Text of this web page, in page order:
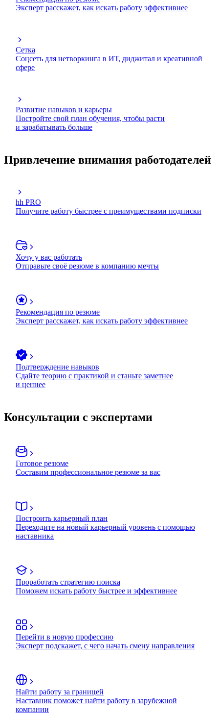
Эксперт расскажет, как искать работу эффективнее
Сетка
Соцсеть для нетворкинга в ИТ, диджитал и креативной
сфере
Развитие навыков и карьеры
Постройте свой план обучения, чтобы расти
и зарабатывать больше
Привлечение внимания работодателей
hh PRO
Получите работу быстрее с преимуществами подписки
Хочу у вас работать
Отправьте своё резюме в компанию мечты
Рекомендация по резюме
Эксперт расскажет, как искать работу эффективнее
Подтверждение навыков
Сдайте теорию с практикой и станьте заметнее
и ценнее
Консультации с экспертами
Готовое резюме
Составим профессиональное резюме за вас
Построить карьерный план
Переходите на новый карьерный уровень с помощью
наставника
Проработать стратегию поиска
Поможем искать работу быстрее и эффективнее
Перейти в новую профессию
Эксперт подскажет, с чего начать смену направления
Найти работу за границей
Наставник поможет найти работу в зарубежной
компании